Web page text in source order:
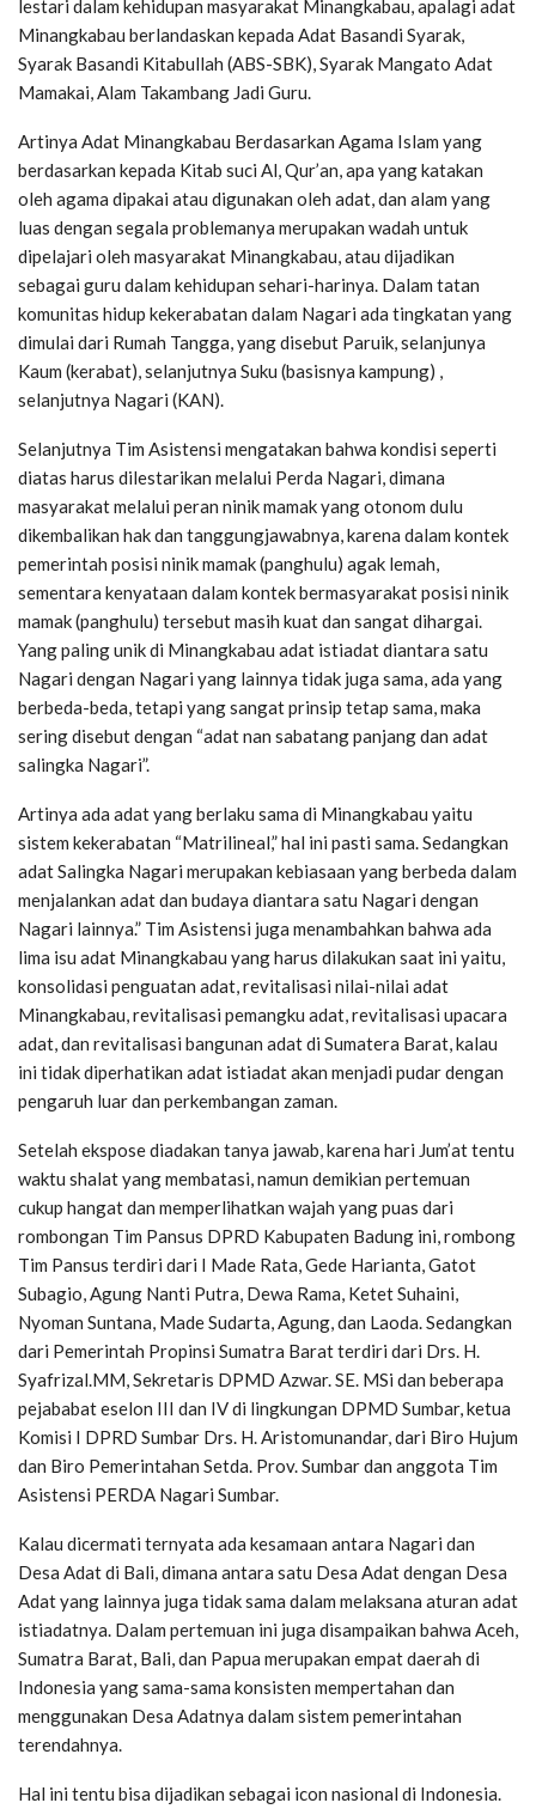
lestari dalam kehidupan masyarakat Minangkabau, apalagi adat
Minangkabau berlandaskan kepada Adat Basandi Syarak,
Syarak Basandi Kitabullah (ABS-SBK), Syarak Mangato Adat
Mamakai, Alam Takambang Jadi Guru.
Artinya Adat Minangkabau Berdasarkan Agama Islam yang
berdasarkan kepada Kitab suci Al, Qur’an, apa yang katakan
oleh agama dipakai atau digunakan oleh adat, dan alam yang
luas dengan segala problemanya merupakan wadah untuk
dipelajari oleh masyarakat Minangkabau, atau dijadikan
sebagai guru dalam kehidupan sehari-harinya. Dalam tatan
komunitas hidup kekerabatan dalam Nagari ada tingkatan yang
dimulai dari Rumah Tangga, yang disebut Paruik, selanjunya
Kaum (kerabat), selanjutnya Suku (basisnya kampung) ,
selanjutnya Nagari (KAN).
Selanjutnya Tim Asistensi mengatakan bahwa kondisi seperti
diatas harus dilestarikan melalui Perda Nagari, dimana
masyarakat melalui peran ninik mamak yang otonom dulu
dikembalikan hak dan tanggungjawabnya, karena dalam kontek
pemerintah posisi ninik mamak (panghulu) agak lemah,
sementara kenyataan dalam kontek bermasyarakat posisi ninik
mamak (panghulu) tersebut masih kuat dan sangat dihargai.
Yang paling unik di Minangkabau adat istiadat diantara satu
Nagari dengan Nagari yang lainnya tidak juga sama, ada yang
berbeda-beda, tetapi yang sangat prinsip tetap sama, maka
sering disebut dengan “adat nan sabatang panjang dan adat
salingka Nagari”.
Artinya ada adat yang berlaku sama di Minangkabau yaitu
sistem kekerabatan “Matrilineal,” hal ini pasti sama. Sedangkan
adat Salingka Nagari merupakan kebiasaan yang berbeda dalam
menjalankan adat dan budaya diantara satu Nagari dengan
Nagari lainnya.” Tim Asistensi juga menambahkan bahwa ada
lima isu adat Minangkabau yang harus dilakukan saat ini yaitu,
konsolidasi penguatan adat, revitalisasi nilai-nilai adat
Minangkabau, revitalisasi pemangku adat, revitalisasi upacara
adat, dan revitalisasi bangunan adat di Sumatera Barat, kalau
ini tidak diperhatikan adat istiadat akan menjadi pudar dengan
pengaruh luar dan perkembangan zaman.
Setelah ekspose diadakan tanya jawab, karena hari Jum’at tentu
waktu shalat yang membatasi, namun demikian pertemuan
cukup hangat dan memperlihatkan wajah yang puas dari
rombongan Tim Pansus DPRD Kabupaten Badung ini, rombong
Tim Pansus terdiri dari I Made Rata, Gede Harianta, Gatot
Subagio, Agung Nanti Putra, Dewa Rama, Ketet Suhaini,
Nyoman Suntana, Made Sudarta, Agung, dan Laoda. Sedangkan
dari Pemerintah Propinsi Sumatra Barat terdiri dari Drs. H.
Syafrizal.MM, Sekretaris DPMD Azwar. SE. MSi dan beberapa
pejababat eselon III dan IV di lingkungan DPMD Sumbar, ketua
Komisi I DPRD Sumbar Drs. H. Aristomunandar, dari Biro Hujum
dan Biro Pemerintahan Setda. Prov. Sumbar dan anggota Tim
Asistensi PERDA Nagari Sumbar.
Kalau dicermati ternyata ada kesamaan antara Nagari dan
Desa Adat di Bali, dimana antara satu Desa Adat dengan Desa
Adat yang lainnya juga tidak sama dalam melaksana aturan adat
istiadatnya. Dalam pertemuan ini juga disampaikan bahwa Aceh,
Sumatra Barat, Bali, dan Papua merupakan empat daerah di
Indonesia yang sama-sama konsisten mempertahan dan
menggunakan Desa Adatnya dalam sistem pemerintahan
terendahnya.
Hal ini tentu bisa dijadikan sebagai icon nasional di Indonesia.